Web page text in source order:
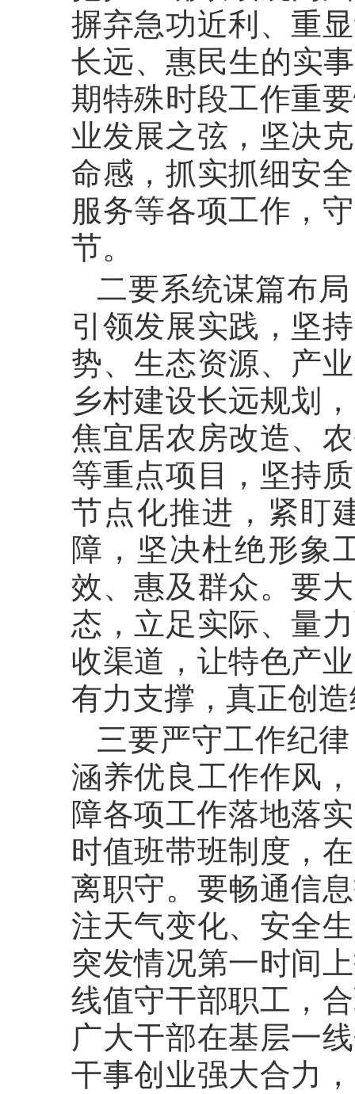
摒弃急功近利、重
长远、惠民生的实
期特殊时段工作重
业发展之弦，坚决
命感，抓实抓细安
服务等各项工作，
节。
二要系统谋篇布
引领发展实践，坚
势、生态资源、产
乡村建设长远规划
焦宜居农房改造、
等重点项目，坚持
节点化推进，紧盯
障，坚决杜绝形象
效、惠及群众。要
态，立足实际、量
收渠道，让特色产
有力支撑，真正创
三要严守工作纪
涵养优良工作作风
障各项工作落地落
时值班带班制度，
离职守。要畅通信
注天气变化、安全
突发情况第一时间
线值守干部职工，
广大干部在基层一
干事创业强大合力